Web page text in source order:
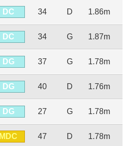
DC 34 D 1.86m
DC 34 G 1.87m
DG 37 G 1.78m
DG 40 D 1.76m
DG 27 G 1.78m
MDC 47 D 1.78m